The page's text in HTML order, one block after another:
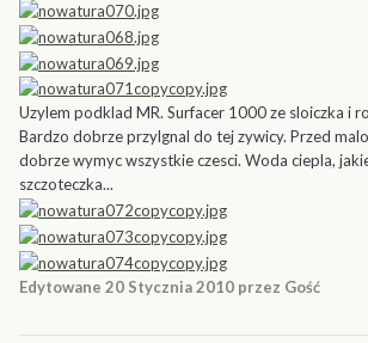
Uzylem podklad MR. Surfacer 1000 ze sloiczka i
Bardzo dobrze przylgnal do tej zywicy. Przed
dobrze wymyc wszystkie czesci. Woda ciepla,
szczoteczka...
Edytowane 20 Stycznia 2010 przez Gość